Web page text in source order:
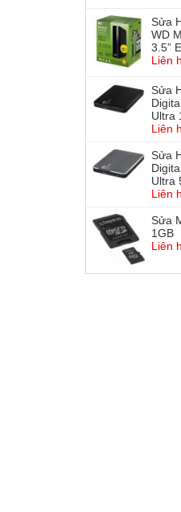
Sửa
WD
3.5”
Liên
Sửa
Ultra
Liên
Sửa
Ultra
Liên
Sửa
1GB
Liên